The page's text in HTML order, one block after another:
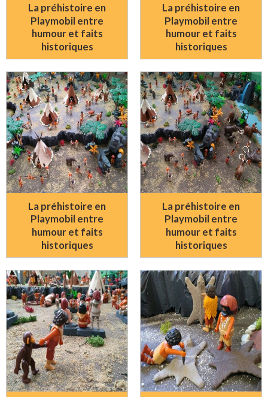
La préhistoire en
Playmobil entre
humour et faits
historiques
La préhistoire en
Playmobil entre
humour et faits
historiques
La préhistoire en
Playmobil entre
humour et faits
historiques
La préhistoire en
Playmobil entre
humour et faits
historiques